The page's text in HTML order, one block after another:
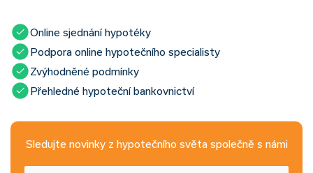
Online sjednání hypotéky
Podpora online hypotečního specialisty
Zvýhodněné podmínky
Přehledné hypoteční bankovnictví
Sledujte novinky z hypotečního světa společně s námi